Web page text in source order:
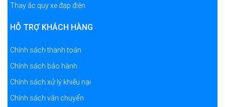
Thay ắc quy xe đạp điện
HỖ TRỢ KHÁCH HÀNG
Chính sách thanh toán
Chính sách bảo hành
Chính sách xử lý khiếu nại
Chính sách vận chuyển